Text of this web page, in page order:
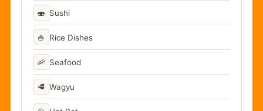
🍣 Sushi
🍚 Rice Dishes
🦐 Seafood
🥩 Wagyu